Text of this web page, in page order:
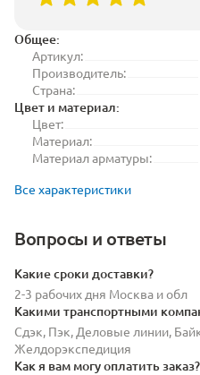
Общее:
Артикул:
Производитель:
Страна:
Цвет и материал:
Цвет:
Материал:
Материал арматуры:
Все характеристики
Вопросы и ответы
Какие сроки доставки?
2-3 рабочих дня Москва и обл
Какими транспортными
Сдэк, Пэк, Деловые линии,
Желдорэкспедиция
Как я вам могу оплатить заказ?